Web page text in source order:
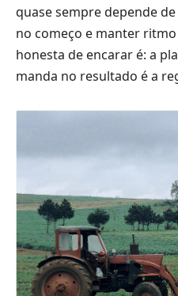
quase sempre depende
no começo e manter
honesta de encarar é: a
manda no resultado é a